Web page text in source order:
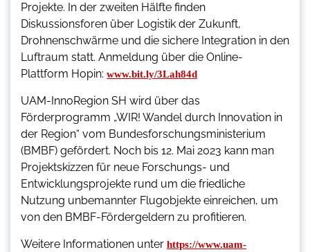
Projekte. In der zweiten Hälfte finden
Diskussionsforen über Logistik der Zukunft,
Drohnenschwärme und die sichere Integration in den
Luftraum statt. Anmeldung über die Online-
Plattform Hopin: www.bit.ly/3Lah84d
UAM-InnoRegion SH wird über das
Förderprogramm „WIR! Wandel durch Innovation in
der Region“ vom Bundesforschungsministerium
(BMBF) gefördert. Noch bis 12. Mai 2023 kann man
Projektskizzen für neue Forschungs- und
Entwicklungsprojekte rund um die friedliche
Nutzung unbemannter Flugobjekte einreichen, um
von den BMBF-Fördergeldern zu profitieren.
Weitere Informationen unter https://www.uam-